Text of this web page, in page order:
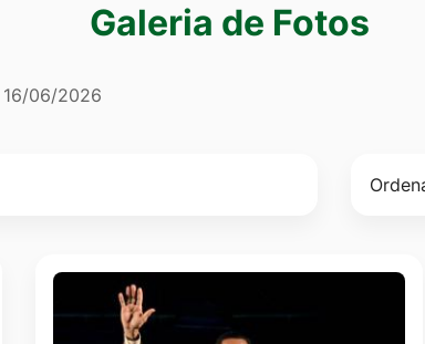
Galeria de Fotos
Fotos
16/06/2026